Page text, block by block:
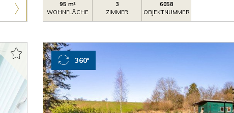
95 m²
WOHNFLÄCHE
3
ZIMMER
6058
OBJEKTNUMMER
360°